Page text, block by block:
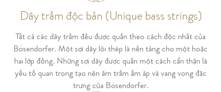
Dây trầm độc bản (Unique bass strings)
Tất cả các dây trầm đều được quấn theo cách độc nhất của
Bösendorfer. Một sợi dây lõi thép là nền tảng cho một hoặc
hai lớp đồng. Những sợi dây được quấn một cách cẩn thận là
yếu tố quan trọng tạo nên âm trầm ấm áp và vang vọng đặc
trưng của Bösendorfer.